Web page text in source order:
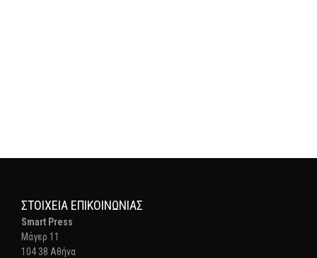
ΣΤΟΙΧΕΊΑ ΕΠΙΚΟΙΝΩΝΊΑΣ
Smart Press
Mάγερ 11
104 38 Αθήνα